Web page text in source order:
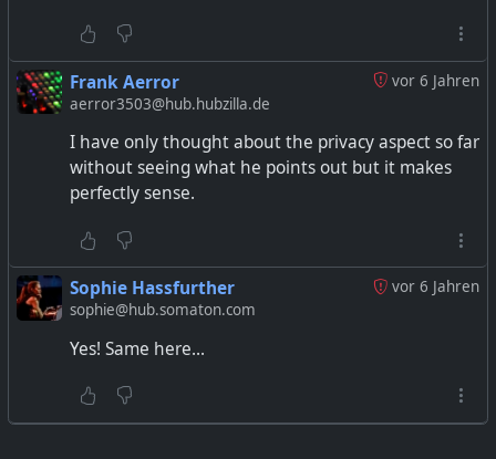
vor 6 Jahren
Frank Aerror
aerror3503@hub.hubzilla.de
I have only thought about the privacy aspect so far
without seeing what he points out but it makes
perfectly sense.
vor 6 Jahren
Sophie Hassfurther
sophie@hub.somaton.com
Yes! Same here...